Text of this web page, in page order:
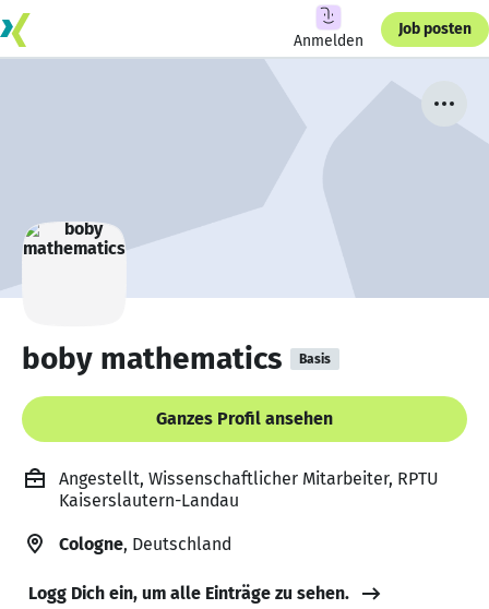
Anmelden
Job posten
boby mathematics Basis
Ganzes Profil ansehen
Angestellt, Wissenschaftlicher Mitarbeiter, RPTU
Kaiserslautern-Landau
Cologne, Deutschland
Logg Dich ein, um alle Einträge zu sehen.